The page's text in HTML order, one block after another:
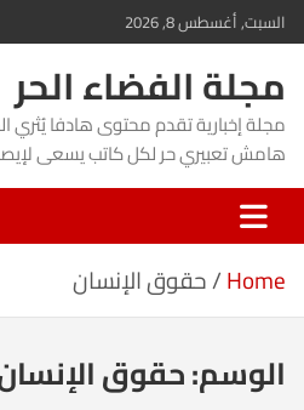
Skip
to
content
السبت, أغسطس 8, 2026
مجلة الفضاء الحر
مجلة إخبارية تقدم محتوى هادفا يُثري
هامش تعبيري حر لكل كاتب يسعى
Home حقوق الإنسان
الوسم:حقوق